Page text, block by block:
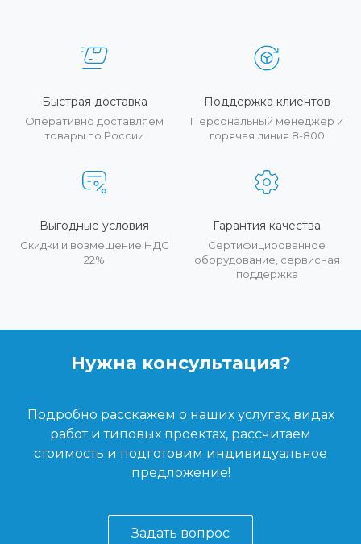
Быстрая доставка
Оперативно доставляем
товары по России
Поддержка клиентов
Персональный менеджер и
горячая линия 8-800
Выгодные условия
Скидки и возмещение НДС
22%
Гарантия качества
Сертифицированное
оборудование, сервисная
поддержка
Нужна консультация?
Подробно расскажем о наших услугах, видах
работ и типовых проектах, рассчитаем
стоимость и подготовим индивидуальное
предложение!
Задать вопрос